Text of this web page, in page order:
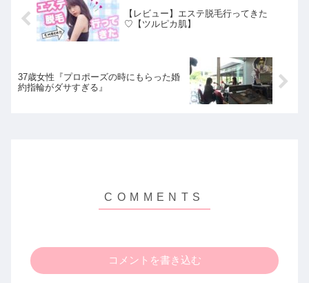
【レビュー】エステ脱毛行ってきた
♡【ツルピカ肌】
37歳女性『プロポーズの時にもらった婚
約指輪がダサすぎる』
コメントを書き込む